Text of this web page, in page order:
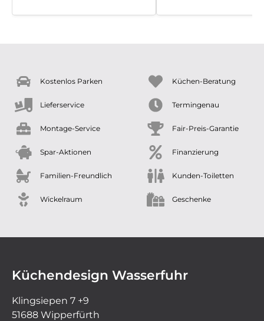
Kostenlos Parken Küchen-Beratung
Lieferservice Termingenau
Montage-Service Fair-Preis-Garantie
Spar-Aktionen Finanzierung
Familien-Freundlich Kunden-Toiletten
Wickelraum Geschenke
Küchendesign Wasserfuhr
Klingsiepen 7 +9
51688 Wipperfürth